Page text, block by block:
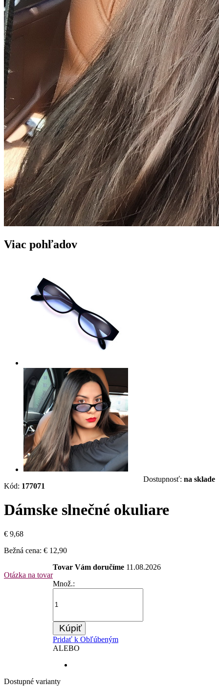
Viac pohľadov
Kód: 177071
Dostupnosť: na sklade
Dámske slnečné okuliare
€ 9,68
Bežná cena: € 12,90
Otázka na tovar
Tovar Vám doručíme 11.08.2026
Množ.:
Kúpiť
Pridať k Obľúbeným
ALEBO
Dostupné varianty